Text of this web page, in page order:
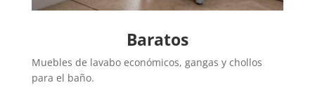
Baratos
Muebles de lavabo económicos, gangas y chollos
para el baño.